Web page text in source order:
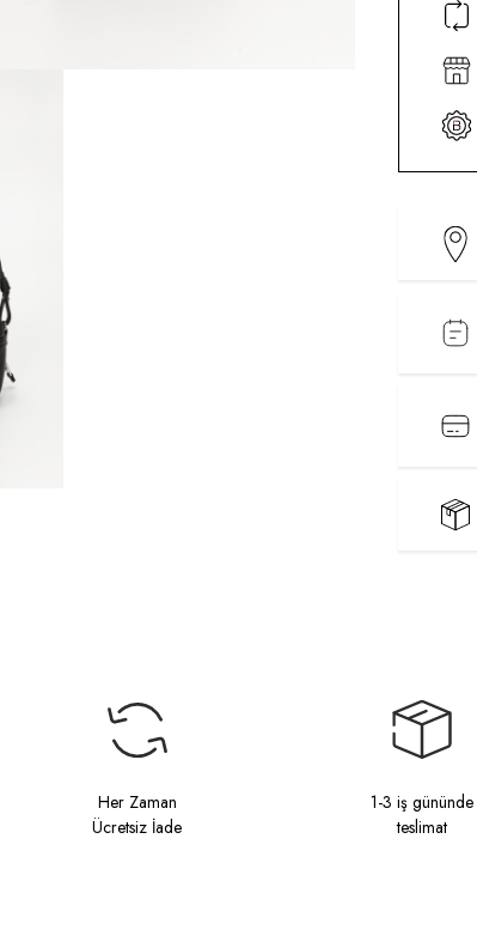
Her Zaman
Ücretsiz İade
1-3 iş gününde
teslimat